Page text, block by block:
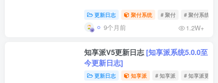
更新日志 聚付系统 # 聚付 # 聚付系统
9个月前 1.2W+
知享派V5更新日志[知享派系统5.0.0至
今更新日志]
更新日志 知享派 # 知享派 # 知享派更新